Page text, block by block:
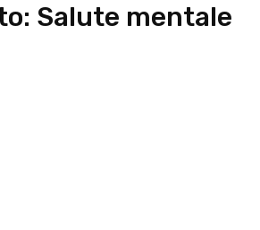
Salute mentale